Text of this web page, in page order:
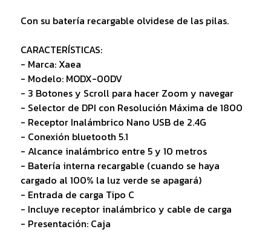
Con su batería recargable olvidese de las pilas.
CARACTERÍSTICAS:
- Marca: Xaea
- Modelo: MODX-00DV
- 3 Botones y Scroll para hacer Zoom y navegar
- Selector de DPI con Resolución Máxima de 1800
- Receptor Inalámbrico Nano USB de 2.4G
- Conexión bluetooth 5.1
- Alcance inalámbrico entre 5 y 10 metros
- Batería interna recargable (cuando se haya
cargado al 100% la luz verde se apagará)
- Entrada de carga Tipo C
- Incluye receptor inalámbrico y cable de carga
- Presentación: Caja